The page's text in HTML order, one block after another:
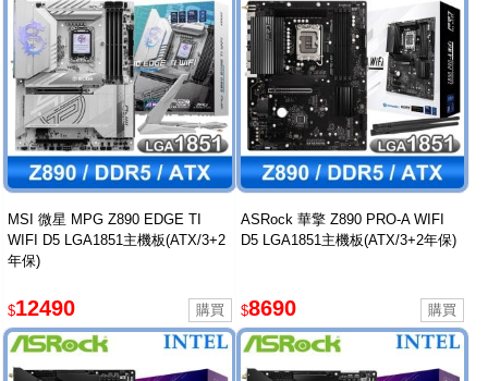
MSI 微星 MPG Z890 EDGE TI
WIFI D5 LGA1851主機板(ATX/3+2
年保)
$12490
ASRock 華擎 Z890 PRO-A WIFI
D5 LGA1851主機板(ATX/3+2年保)
$8690